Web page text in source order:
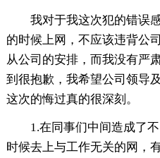
我对于我这次犯的错误
的时候上网，不应该违背公
从公司的安排，而我没有严
到很抱歉，我希望公司领导
这次的悔过真的很深刻。
1.在同事们中间造成了
时候去上与工作无关的网，